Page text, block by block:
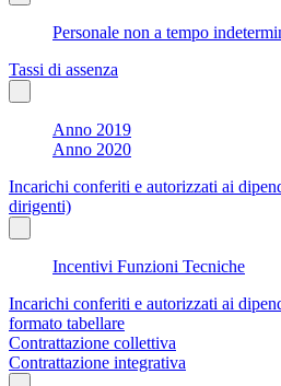
Personale non a tempo
Tassi di assenza
Anno 2019
Anno 2020
Incarichi conferiti e autorizzati ai
dirigenti)
Incentivi Funzioni Tecniche
Incarichi conferiti e autorizzati ai
formato tabellare
Contrattazione collettiva
Contrattazione integrativa